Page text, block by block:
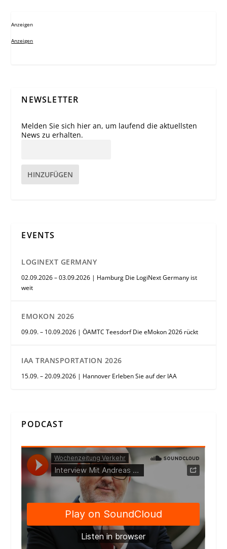
Anzeigen
Anzeigen
NEWSLETTER
Melden Sie sich hier an, um laufend die aktuellsten
News zu erhalten.
HINZUFÜGEN
EVENTS
LOGINEXT GERMANY
02.09.2026 – 03.09.2026 | Hamburg Die LogiNext Germany ist
weit
EMOKON 2026
09.09. – 10.09.2026 | ÖAMTC Teesdorf Die eMokon 2026 rückt
IAA TRANSPORTATION 2026
15.09. – 20.09.2026 | Hannover Erleben Sie auf der IAA
PODCAST